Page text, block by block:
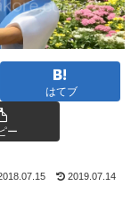
はてブ
ー
2019.07.14